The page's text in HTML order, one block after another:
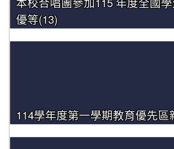
優等(13)
114學年度第一學期教育優先區